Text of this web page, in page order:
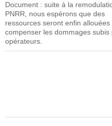
Document : suite à la
PNRR, nous espérons que des
ressources seront enfin allouées
compenser les dommages subis
opérateurs.